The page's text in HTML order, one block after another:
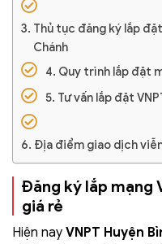
Thủ tục đăng ký lắp
Chánh
Quy trình lắp đặt
Tư vấn lắp đặt
Địa điểm giao dịch
Đăng ký lắp mạng
giá rẻ
Hiện nay VNPT Huyện